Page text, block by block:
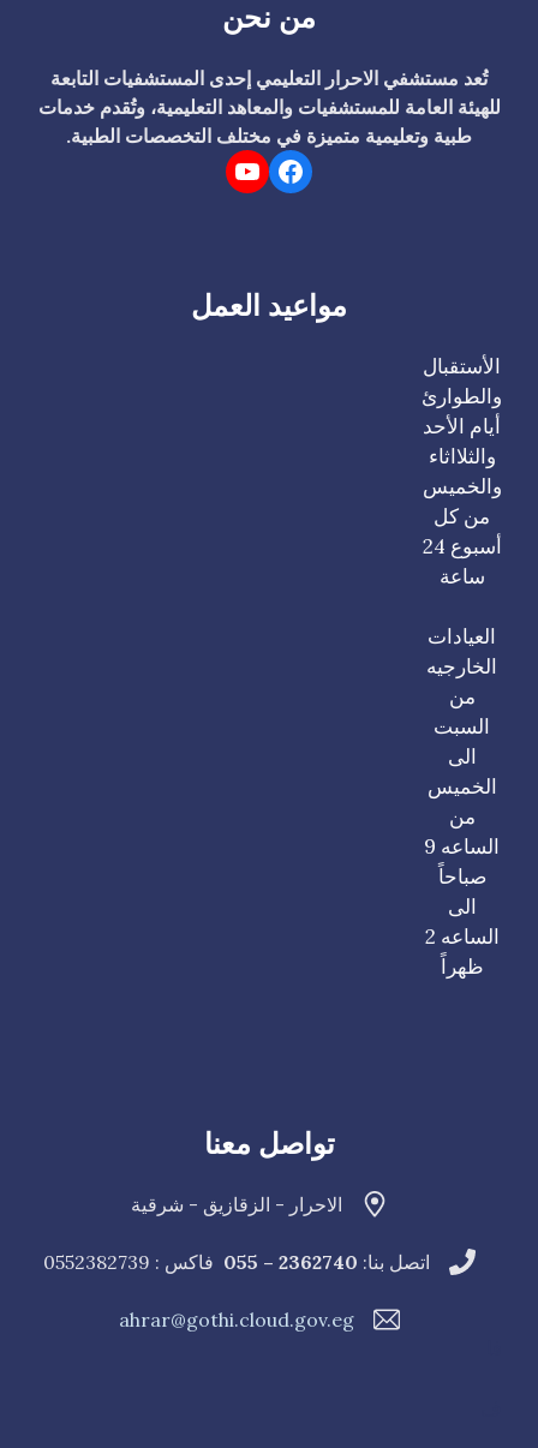
من نحن
تُعد مستشفي الاحرار التعليمي إحدى المستشفيات التابعة
للهيئة العامة للمستشفيات والمعاهد التعليمية، وتُقدم خدمات
طبية وتعليمية متميزة في مختلف التخصصات الطبية.
Facebook
مواعيد العمل
الأستقبال
والطوارئ
أيام الأحد
والثلااثاء
والخميس
من كل
أسبوع 24
ساعة
العيادات
الخارجيه
من
السبت
الى
الخميس
من
الساعه 9
صباحاً
الى
الساعه 2
ظهراً
تواصل معنا
الاحرار - الزقازيق - شرقية
اتصل بنا: 2362740 – 055 فاكس : 0552382739
ahrar@gothi.cloud.gov.eg